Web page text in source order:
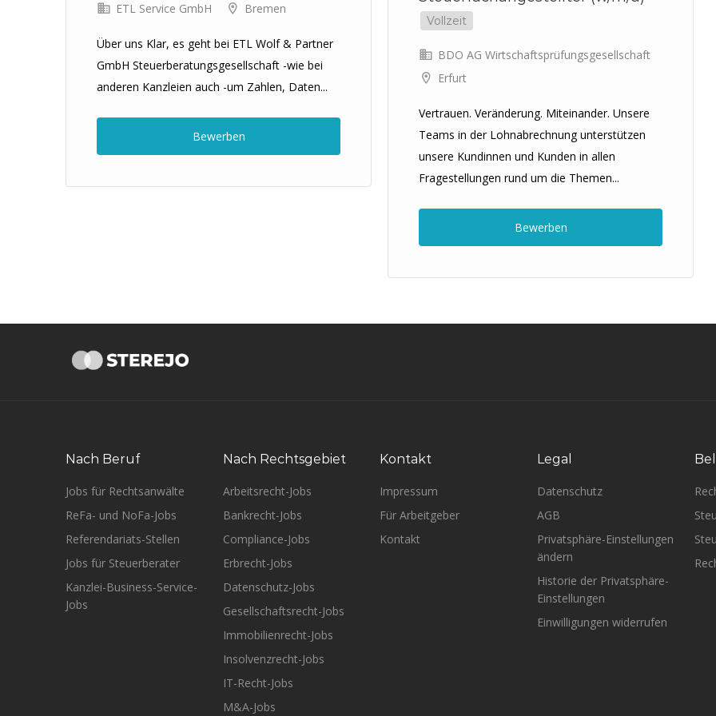
ETL Service GmbH Bremen
Über uns Klar, es geht bei ETL Wolf & Partner
GmbH Steuerberatungsgesellschaft -wie bei
anderen Kanzleien auch -um Zahlen, Daten...
Bewerben
Vollzeit
BDO AG Wirtschaftsprüfungsgesellschaft
Erfurt
Vertrauen. Veränderung. Miteinander. Unsere
Teams in der Lohnabrechnung unterstützen
unsere Kundinnen und Kunden in allen
Fragestellungen rund um die Themen...
Bewerben
Nach Beruf
Jobs für Rechtsanwälte
ReFa- und NoFa-Jobs
Referendariats-Stellen
Jobs für Steuerberater
Kanzlei-Business-Service-
Jobs
Nach Rechtsgebiet
Arbeitsrecht-Jobs
Bankrecht-Jobs
Compliance-Jobs
Erbrecht-Jobs
Datenschutz-Jobs
Gesellschaftsrecht-Jobs
Immobilienrecht-Jobs
Insolvenzrecht-Jobs
IT-Recht-Jobs
M&A-Jobs
Kontakt
Impressum
Für Arbeitgeber
Kontakt
Legal
Datenschutz
AGB
Privatsphäre-Einstellungen
ändern
Historie der Privatsphäre-
Einstellungen
Einwilligungen widerrufen